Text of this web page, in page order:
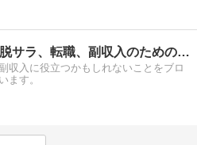
無次元日記 | 脱サラ、転職、副収入のためのブログ
収入に役立つかもしれないことをブロ
ます。